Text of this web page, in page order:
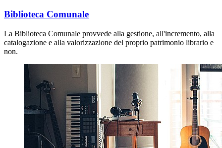
Biblioteca Comunale
La Biblioteca Comunale provvede alla gestione, all'incremento, alla
catalogazione e alla valorizzazione del proprio patrimonio librario e
non.